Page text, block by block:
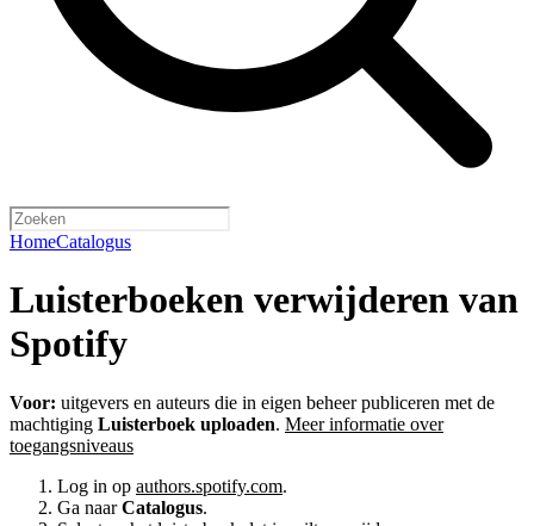
HomeCatalogus
Luisterboeken verwijderen van
Spotify
Voor: uitgevers en auteurs die in eigen beheer publiceren met de
machtiging Luisterboek uploaden. Meer informatie over
toegangsniveaus
Log in op authors.spotify.com.
Ga naarCatalogus.